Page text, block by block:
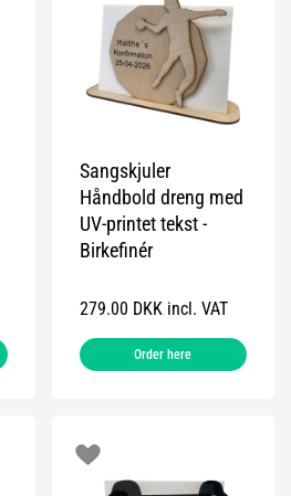
Sangskjuler
Håndbold dreng med
UV-printet tekst -
Birkefinér
279.00 DKK incl. VAT
Order here